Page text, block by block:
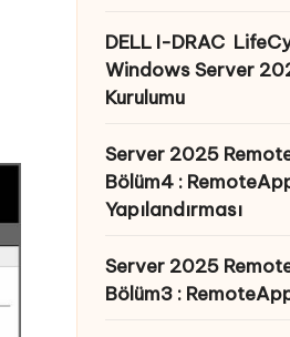
DELL I-DRAC
Windows Server
Kurulumu
Server 2025
Bölüm4 :
Yapılandırması
Server 2025
Bölüm3 :